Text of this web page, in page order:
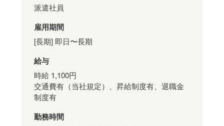
派遣社員
雇用期間
[長期] 即日〜長期
給与
時給 1,100円
交通費有（当社規定）、昇給制度有、退職金
制度有
勤務時間